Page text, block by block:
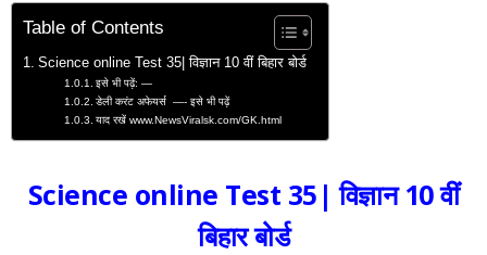
Table of Contents
Science online Test 35| विज्ञान 10 वीं बिहार बोर्ड
इसे भी पढ़ें: —
डेली करंट अफेयर्स —- इसे भी पढ़ें
याद रखें www.NewsViralsk.com/GK.html
Science online Test 35| विज्ञान 10 वीं
बिहार बोर्ड